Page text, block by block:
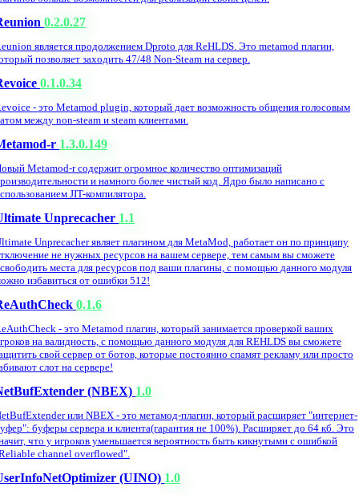
0.2.0.27
является продолжением Dproto для ReHLDS. Это metamod плагин,
позволяет заходить 47/48 Non-Steam на сервер.
0.1.0.34
- это Metamod plugin, который дает возможность общения голосовым
между non-steam и steam клиентами.
r 1.3.0.149
Metamod-r содержит огромное количество оптимизаций
и намного более чистый код. Ядро было написано с
JIT-компилятора.
Unprecacher 1.1
Unprecacher являет плагином для MetaMod, работает он по принципу
не нужных ресурсов на вашем сервере, тем самым вы сможете
места для ресурсов под ваши плагины, с помощью данного модуля
избавиться от ошибки 512!
0.1.6
- это Metamod плагин, который занимается проверкой ваших
на валидность, с помощью данного модуля для REHLDS вы сможете
свой сервер от ботов, которые постоянно спамят рекламу или просто
слот на сервере!
(NBEX) 1.0
или NBEX - это метамод-плагин, который расширяет "интернет-
буферы сервера и клиента(гарантия не 100%). Расширяет до 64 кб. Это
что у игроков уменьшается вероятность быть кикнутыми с ошибкой
channel overflowed".
(UINO) 1.0